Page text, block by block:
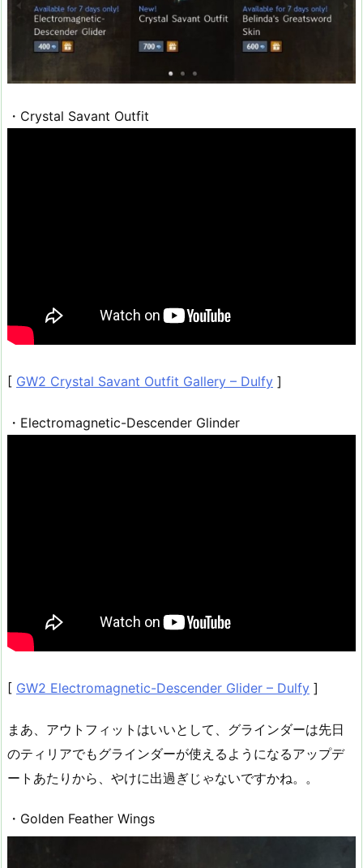
・Crystal Savant Outfit
[ GW2 Crystal Savant Outfit Gallery – Dulfy ]
・Electromagnetic-Descender Glinder
[ GW2 Electromagnetic-Descender Glider – Dulfy ]
まあ、アウトフィットはいいとして、グラインダーは先日
のティリアでもグラインダーが使えるようになるアップデ
ートあたりから、やけに出過ぎじゃないですかね。。
・Golden Feather Wings